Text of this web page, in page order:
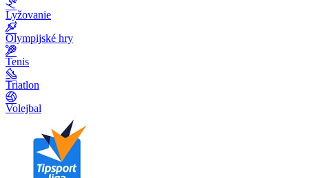
Lyžovanie
Olympijské hry
Tenis
Triatlon
Volejbal